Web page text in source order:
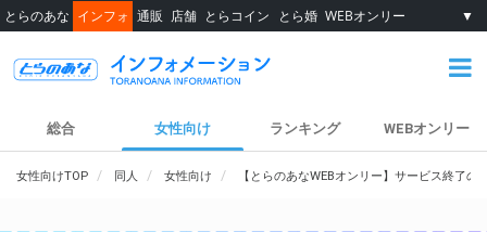
とらのあな インフォ 通販 店舗 とらコイン とら婚 WEBオンリー ▼
総合 女性向け ランキング WEBオンリー
女性向けTOP 同人 女性向け 【とらのあなWEBオンリー】サービス終了の